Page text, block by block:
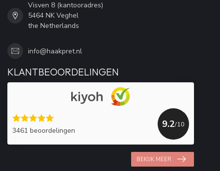
Visven 8 (kantooradres)
5464 NK Veghel
the Netherlands
info@haakpret.nl
KLANTBEOORDELINGEN
3461 beoordelingen
9.2/10
BEKIJK MEER